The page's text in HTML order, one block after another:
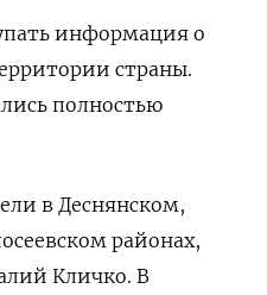
информация о
страны.
полностью
в Деснянском,
районах,
Кличко. В